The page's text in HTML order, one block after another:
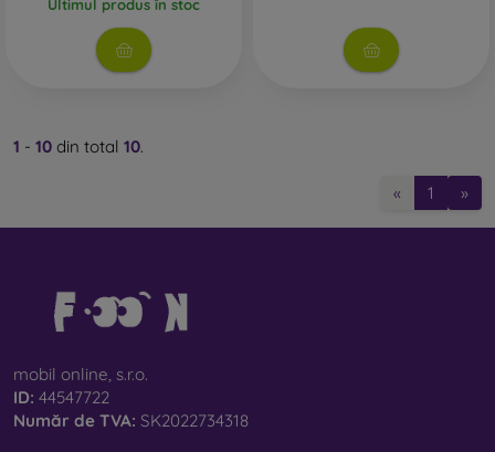
Ultimul produs în stoc
1 - 10 din total 10.
« 1 »
mobil online, s.r.o.
ID: 44547722
Număr de TVA: SK2022734318